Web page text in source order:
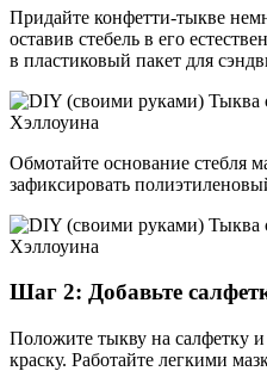
Придайте конфетти-тыкве
оставив стебель в его
в пластиковый пакет для
Обмотайте основание стебля
зафиксировать
Шаг 2: Добавьте
Положите тыкву на салфетку и
краску. Работайте легкими